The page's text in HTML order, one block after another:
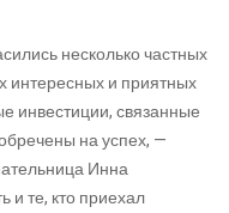
несколько частных
интересных и приятных
инвестиции, связанные
на успех, —
Инна
и те, кто приехал